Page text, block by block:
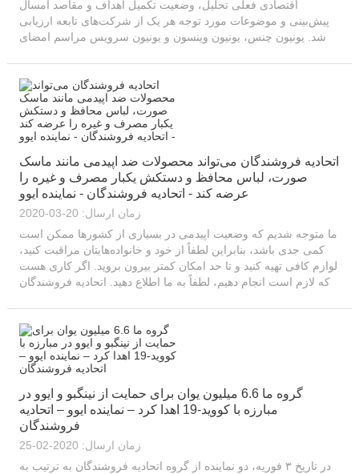
اقتصادی فعلی تحلیل، وضعیت تکمیل اهداف و مقاصد امسال
پیش‌بینی و موضوعات مورد توجه هر یک از شرکت‌های تابعه ارزیابی
شد. یونیون چنس، یونیون وینسون و یونیون سرویس مراسم امضای
اتحادیه فروشندگان می‌تواند محصولات ضد اپیدمی مانند ماسک
صورت، لباس محافظ و دستکش یکبار مصرف و غیره را
عرضه کند - اتحادیه فروشندگان - نماینده ایوو
زمان ارسال: 20-03-2020
ما متوجه شدیم که وضعیت اپیدمی در بسیاری از کشورها ممکن است
کمی جدی باشد، بنابراین لطفاً از خود و خانواده‌هایتان مراقبت کنید،
لوازم کافی تهیه کنید و تا حد امکان کمتر بیرون بروید. اگر کاری هست
که لازم است انجام دهیم، لطفاً به ما اطلاع دهید. اتحادیه فروشندگان
گروه ما 6.6 میلیون یوان برای حمایت از نینگبو و ایوو در
مبارزه با کووید-19 اهدا کرد – نماینده ایوو – اتحادیه
فروشندگان
زمان ارسال: 2020-02-25
در تاریخ ۳ فوریه، دو نماینده از گروه اتحادیه فروشندگان به ترتیب به